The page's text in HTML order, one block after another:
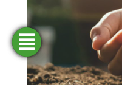
ابحث
عن وكالة
طلب
تمويل
المحاكاة
فتح
حساب